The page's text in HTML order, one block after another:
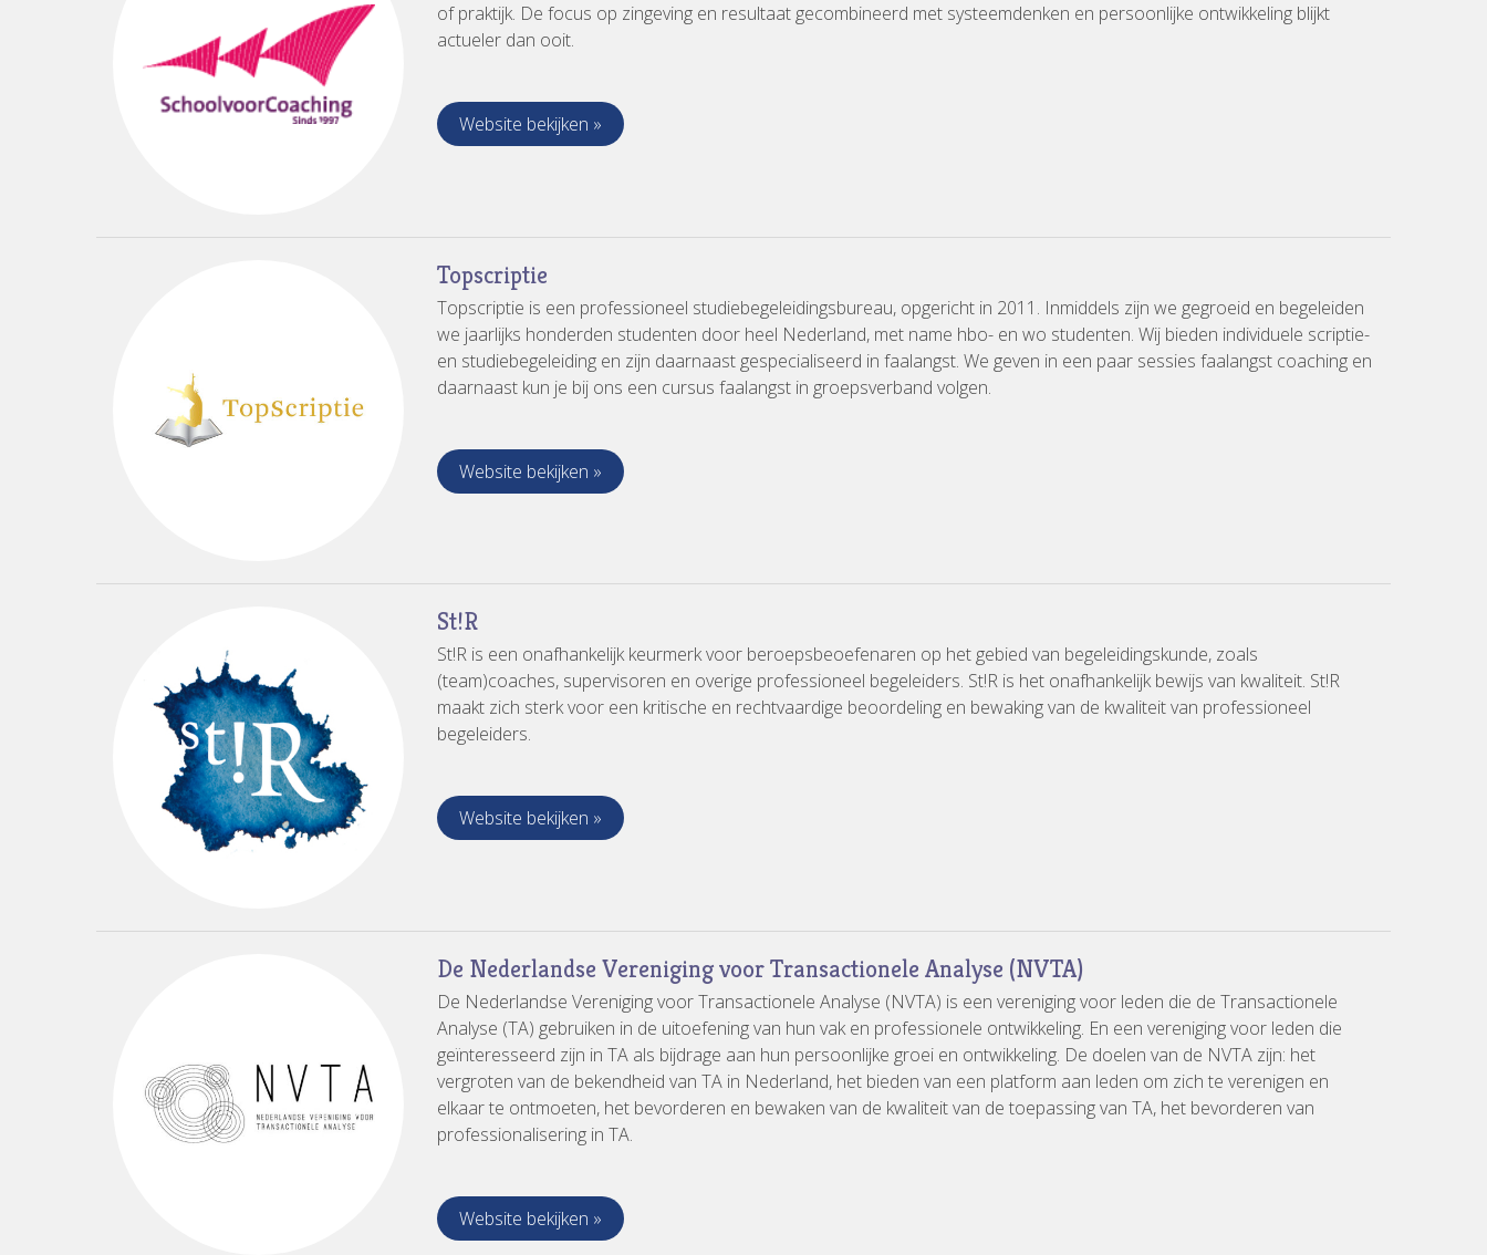
of praktijk. De focus op zingeving en resultaat gecombineerd met systeemdenken en persoonlijke ontwikkeling blijkt
actueler dan ooit.
Website bekijken »
Topscriptie
Topscriptie is een professioneel studiebegeleidingsbureau, opgericht in 2011. Inmiddels zijn we gegroeid en begeleiden
we jaarlijks honderden studenten door heel Nederland, met name hbo- en wo studenten. Wij bieden individuele scriptie-
en studiebegeleiding en zijn daarnaast gespecialiseerd in faalangst. We geven in een paar sessies faalangst coaching en
daarnaast kun je bij ons een cursus faalangst in groepsverband volgen.
Website bekijken »
St!R
St!R is een onafhankelijk keurmerk voor beroepsbeoefenaren op het gebied van begeleidingskunde, zoals
(team)coaches, supervisoren en overige professioneel begeleiders. St!R is het onafhankelijk bewijs van kwaliteit. St!R
maakt zich sterk voor een kritische en rechtvaardige beoordeling en bewaking van de kwaliteit van professioneel
begeleiders.
Website bekijken »
De Nederlandse Vereniging voor Transactionele Analyse (NVTA)
De Nederlandse Vereniging voor Transactionele Analyse (NVTA) is een vereniging voor leden die de Transactionele
Analyse (TA) gebruiken in de uitoefening van hun vak en professionele ontwikkeling. En een vereniging voor leden die
geïnteresseerd zijn in TA als bijdrage aan hun persoonlijke groei en ontwikkeling. De doelen van de NVTA zijn: het
vergroten van de bekendheid van TA in Nederland, het bieden van een platform aan leden om zich te verenigen en
elkaar te ontmoeten, het bevorderen en bewaken van de kwaliteit van de toepassing van TA, het bevorderen van
professionalisering in TA.
Website bekijken »